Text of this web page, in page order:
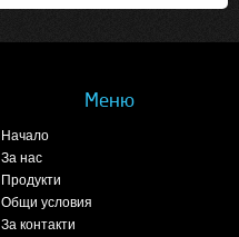
Меню
Начало
За нас
Продукти
Общи условия
За контакти